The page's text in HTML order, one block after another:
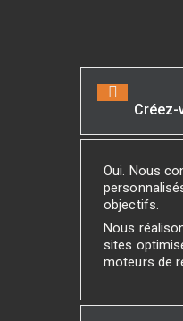
Créez-
Oui. Nous
objectifs.
Nous
sites
moteurs de